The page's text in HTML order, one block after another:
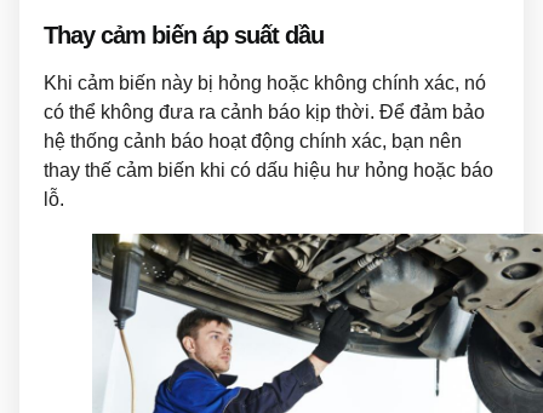
Thay cảm biến áp suất dầu
Khi cảm biến này bị hỏng hoặc không chính xác, nó
có thể không đưa ra cảnh báo kịp thời. Để đảm bảo
hệ thống cảnh báo hoạt động chính xác, bạn nên
thay thế cảm biến khi có dấu hiệu hư hỏng hoặc báo
lỗ.